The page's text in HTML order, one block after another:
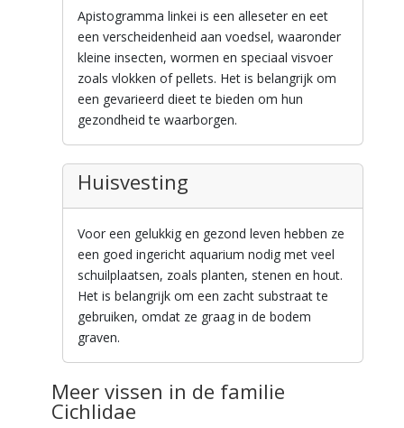
Apistogramma linkei is een alleseter en eet
een verscheidenheid aan voedsel, waaronder
kleine insecten, wormen en speciaal visvoer
zoals vlokken of pellets. Het is belangrijk om
een gevarieerd dieet te bieden om hun
gezondheid te waarborgen.
Huisvesting
Voor een gelukkig en gezond leven hebben ze
een goed ingericht aquarium nodig met veel
schuilplaatsen, zoals planten, stenen en hout.
Het is belangrijk om een zacht substraat te
gebruiken, omdat ze graag in de bodem
graven.
Meer vissen in de familie
Cichlidae